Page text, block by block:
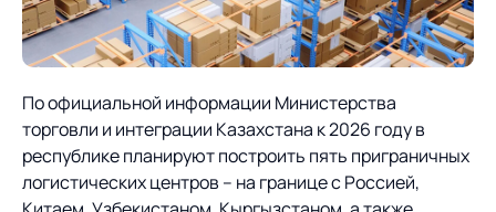
О компании
ИТ-аккредитация
Карьера
Партнеры
Импортозамещение
Продукты
Управление цепями
поставок
Управление складами
Оптимизация в цепях
поставок
Управление двором
Услуги
Логистический
консалтинг
Нетворкинг и обмен
опытом вместе с AXELOT
Пресс-центр
По официальной информации Министерства
торговли и интеграции Казахстана к 2026 году в
республике планируют построить пять приграничных
логистических центров – на границе с Россией,